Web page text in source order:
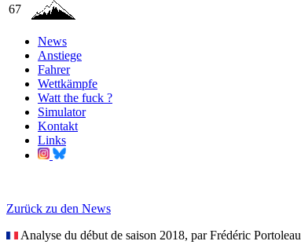
67
News
Anstiege
Fahrer
Wettkämpfe
Watt the fuck ?
Simulator
Kontakt
Links
Zurück zu den News
Analyse du début de saison 2018, par Frédéric Portoleau